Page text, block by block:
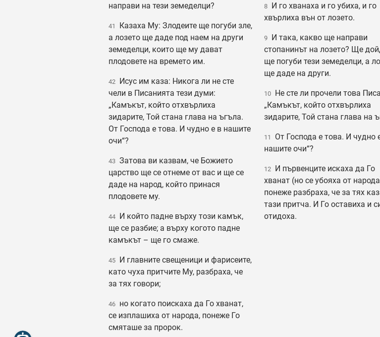
направи на тези земеделци?
41
Казаха Му: Злодеите ще погуби зле,
а лозето ще даде под наем на други
земеделци, които ще му дават
плодовете на времето им.
42Исус им каза: Никога ли не сте
чели в Писанията тези думи:
„Камъкът, който отхвърлиха
зидарите, Той стана глава на ъгъла.
От Господа е това. И чудно е в нашите
очи“?
43Затова ви казвам, че Божието
царство ще се отнеме от вас и ще се
даде на народ, който принася
плодовете му.
44И който падне върху този камък,
ще се разбие; а върху когото падне
камъкът – ще го смаже.
45И главните свещеници и фарисеите,
като чуха притчите Му, разбраха, че
за тях говори;
46но когато поискаха да Го хванат,
се изплашиха от народа, понеже Го
смяташе за пророк.
8И го хванаха и го убиха, и го
хвърлиха вън от лозето.
9И така, какво ще направи
стопанинът на лозето? Ще
ще погуби тези земеделци, а
ще даде на други.
10Не сте ли прочели това
„Камъкът, който отхвърлиха
зидарите, Той стана глава на
11
От Господа е това. И чудно
нашите очи“?
12И първенците искаха да Го
хванат (но се убояха от
понеже разбраха, че за тях
тази притча. И Го оставиха и
отидоха.